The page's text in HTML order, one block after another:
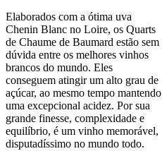
Elaborados com a ótima uva
Chenin Blanc no Loire, os Quarts
de Chaume de Baumard estão sem
dúvida entre os melhores vinhos
brancos do mundo. Eles
conseguem atingir um alto grau de
açúcar, ao mesmo tempo mantendo
uma excepcional acidez. Por sua
grande finesse, complexidade e
equilíbrio, é um vinho memorável,
disputadíssimo no mundo todo.